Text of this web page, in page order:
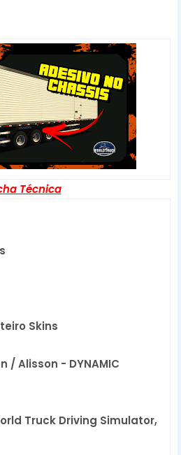
Técnica
Skins
/ Alisson - DYNAMIC
Truck Driving Simulator,